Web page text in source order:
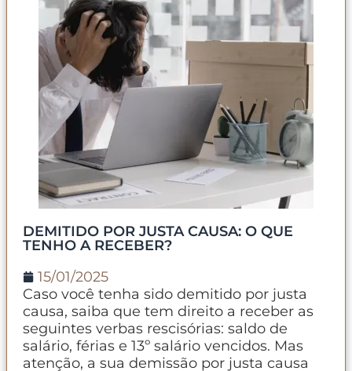
DEMITIDO POR JUSTA CAUSA: O QUE
TENHO A RECEBER?
15/01/2025
Caso você tenha sido demitido por justa
causa, saiba que tem direito a receber as
seguintes verbas rescisórias: saldo de
salário, férias e 13º salário vencidos. Mas
atenção, a sua demissão por justa causa